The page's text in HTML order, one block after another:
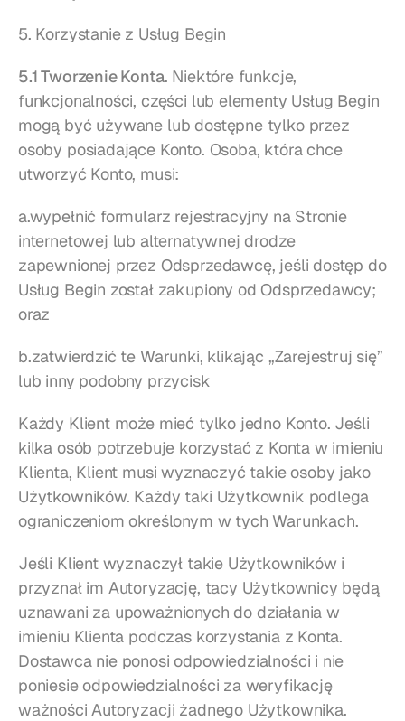
5. Korzystanie z Usług Begin
5.1 Tworzenie Konta. Niektóre funkcje,
funkcjonalności, części lub elementy Usług Begin
mogą być używane lub dostępne tylko przez
osoby posiadające Konto. Osoba, która chce
utworzyć Konto, musi:
a.wypełnić formularz rejestracyjny na Stronie
internetowej lub alternatywnej drodze
zapewnionej przez Odsprzedawcę, jeśli dostęp do
Usług Begin został zakupiony od Odsprzedawcy;
oraz
b.zatwierdzić te Warunki, klikając „Zarejestruj się”
lub inny podobny przycisk
Każdy Klient może mieć tylko jedno Konto. Jeśli
kilka osób potrzebuje korzystać z Konta w imieniu
Klienta, Klient musi wyznaczyć takie osoby jako
Użytkowników. Każdy taki Użytkownik podlega
ograniczeniom określonym w tych Warunkach.
Jeśli Klient wyznaczył takie Użytkowników i
przyznał im Autoryzację, tacy Użytkownicy będą
uznawani za upoważnionych do działania w
imieniu Klienta podczas korzystania z Konta.
Dostawca nie ponosi odpowiedzialności i nie
poniesie odpowiedzialności za weryfikację
ważności Autoryzacji żadnego Użytkownika.